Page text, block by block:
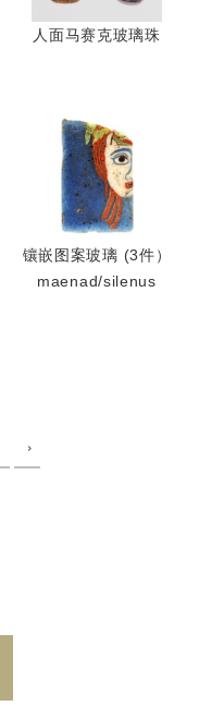
人面马赛克玻璃珠
镶嵌图案玻璃 (3件）
maenad/silenus
›